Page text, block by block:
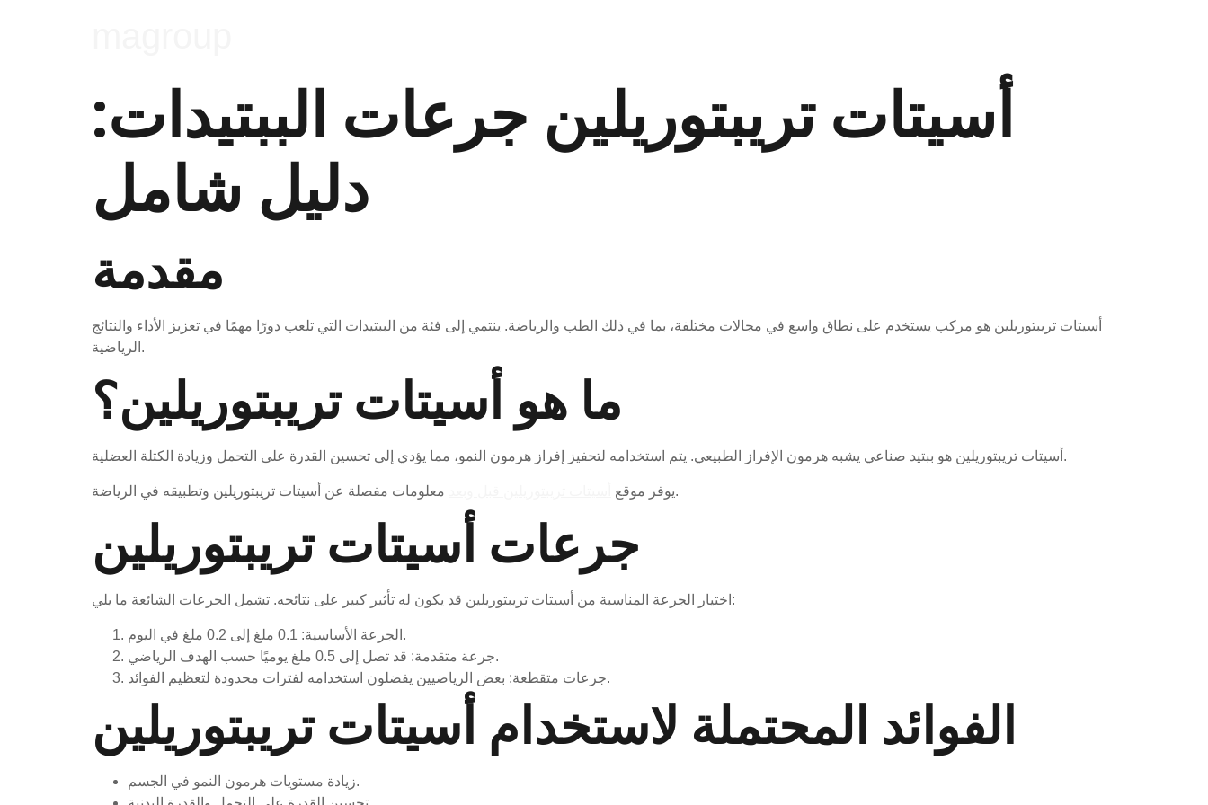
أسيتات تريبتوريلين جرعات الببتيدات:
دليل شامل
مقدمة
أسيتات تريبتوريلين هو مركب يستخدم على نطاق واسع في مجالات مختلفة، بما في ذلك الطب والرياضة. ينتمي إلى فئة من الببتيدات التي تلعب دورًا مهمًا في تعزيز الأداء والنتائج
الرياضية.
ما هو أسيتات تريبتوريلين؟
أسيتات تريبتوريلين هو ببتيد صناعي يشبه هرمون الإفراز الطبيعي. يتم استخدامه لتحفيز إفراز هرمون النمو، مما يؤدي إلى تحسين القدرة على التحمل وزيادة الكتلة العضلية.
يوفر موقعمعلومات مفصلة عن أسيتات تريبتوريلين وتطبيقه في الرياضة.
جرعات أسيتات تريبتوريلين
اختيار الجرعة المناسبة من أسيتات تريبتوريلين قد يكون له تأثير كبير على نتائجه. تشمل الجرعات الشائعة ما يلي:
الجرعة الأساسية: 0.1 ملغ إلى 0.2 ملغ في اليوم.
جرعة متقدمة: قد تصل إلى 0.5 ملغ يوميًا حسب الهدف الرياضي.
جرعات متقطعة: بعض الرياضيين يفضلون استخدامه لفترات محدودة لتعظيم الفوائد.
الفوائد المحتملة لاستخدام أسيتات تريبتوريلين
زيادة مستويات هرمون النمو في الجسم.